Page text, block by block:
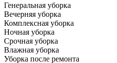
Генеральная уборка
Вечерняя уборка
Комплексная уборка
Ночная уборка
Срочная уборка
Влажная уборка
Уборка после ремонта